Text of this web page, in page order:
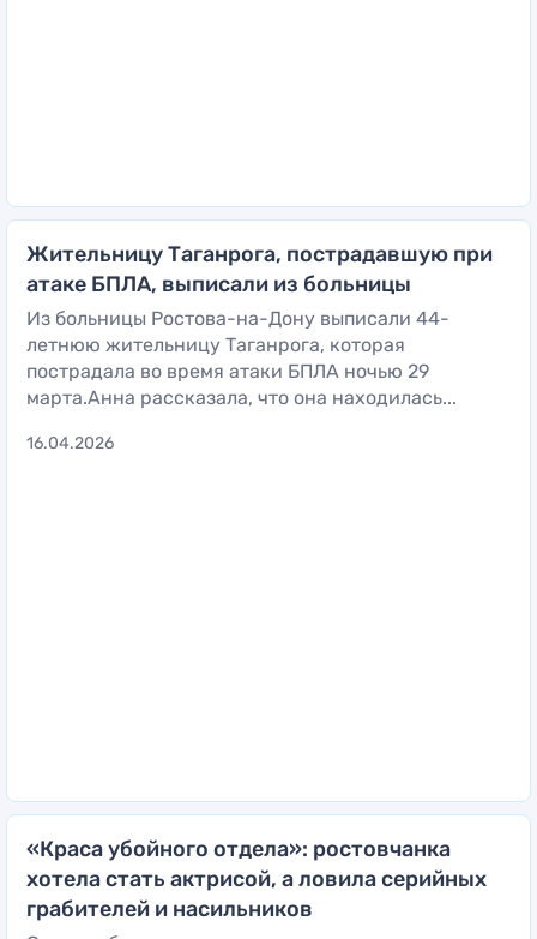
Жительницу Таганрога, пострадавшую при
атаке БПЛА, выписали из больницы
Из больницы Ростова-на-Дону выписали 44-
летнюю жительницу Таганрога, которая
пострадала во время атаки БПЛА ночью 29
марта.Анна рассказала, что она находилась...
16.04.2026
«Краса убойного отдела»: ростовчанка
хотела стать актрисой, а ловила серийных
грабителей и насильников